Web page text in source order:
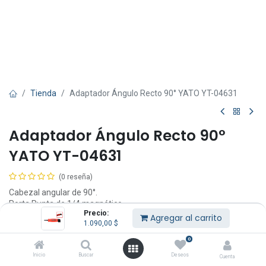
Precio:
1.090,00 $ Agregar al carrito
Inicio Buscar
0
Deseos Cuenta
Tienda Adaptador Ángulo Recto 90° YATO YT-04631
Adaptador Ángulo Recto 90°
YATO YT-04631
(0 reseña)
Cabezal angular de 90°.
Porta Punta de 1/4 magnético.
Este producto NO es de impacto y no debe usarse con
taladros/destornilladores de impacto.
Garantía 1 año por defectos de fabricación.
1.090,00